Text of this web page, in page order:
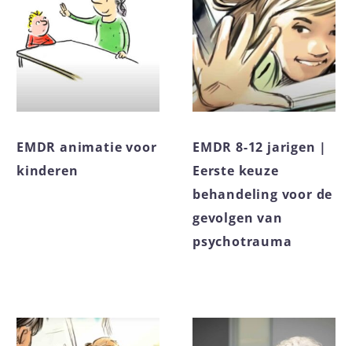
EMDR animatie voor
kinderen
EMDR 8-12 jarigen |
Eerste keuze
behandeling voor de
gevolgen van
psychotrauma